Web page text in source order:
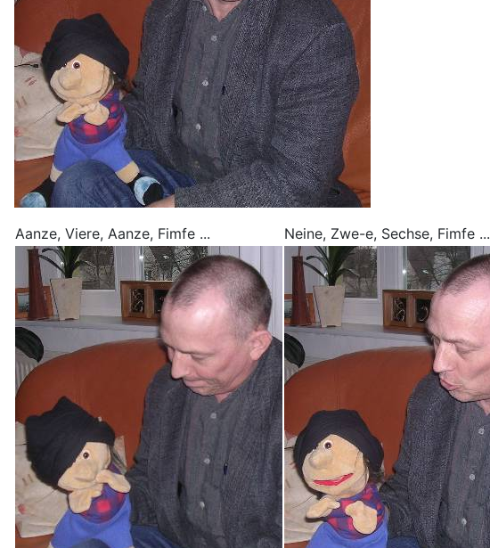
Aanze, Viere, Aanze, Fimfe ... Neine, Zwe-e, Sechse, Fimfe ...